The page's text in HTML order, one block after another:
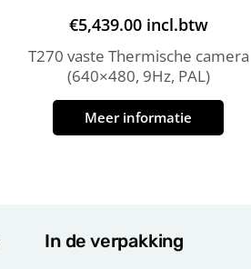
€5,439.00 incl.btw
T270 vaste Thermische camera
(640×480, 9Hz, PAL)
Meer informatie
In de verpakking